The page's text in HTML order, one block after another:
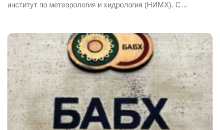
институт по метеорология и хидрология (НИМХ). С…